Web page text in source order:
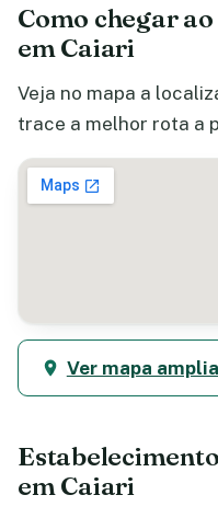
Como chegar
em Caiari
Veja no mapa a
trace a melhor rota a
Ver mapa
em Caiari